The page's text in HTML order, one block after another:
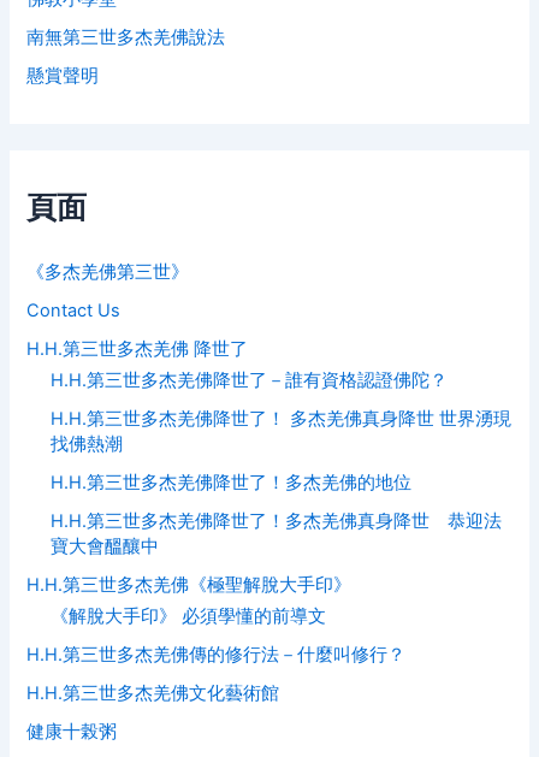
南無第三世多杰羌佛說法
懸賞聲明
頁面
《多杰羌佛第三世》
Contact Us
H.H.第三世多杰羌佛 降世了
H.H.第三世多杰羌佛降世了－誰有資格認證佛陀？
H.H.第三世多杰羌佛降世了！ 多杰羌佛真身降世 世界湧現
找佛熱潮
H.H.第三世多杰羌佛降世了！多杰羌佛的地位
H.H.第三世多杰羌佛降世了！多杰羌佛真身降世 恭迎法
寶大會醞釀中
H.H.第三世多杰羌佛《極聖解脫大手印》
《解脫大手印》 必須學懂的前導文
H.H.第三世多杰羌佛傳的修行法－什麼叫修行？
H.H.第三世多杰羌佛文化藝術館
健康十榖粥